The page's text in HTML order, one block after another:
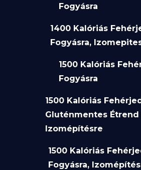
Fogyásra
1400 Kalóriás
Fogyásra,
1500 Kalóriás
Fogyásra
1500 Kalóriás
Gluténmentes Étrend
Izomépítésre
1500 Kalóriás
Fogyásra,